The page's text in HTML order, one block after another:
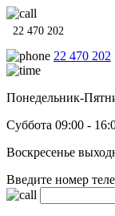
22 470 202
22 470 202
Понедельник-
Суббота 09:00 -
Воскресенье
Введите номер